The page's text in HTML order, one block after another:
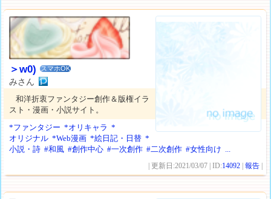
＞w0) スマホOK
みさん
和洋折衷ファンタジー創作＆版権イラ
スト・漫画・小説サイト。
*ファンタジー *オリキャラ *
オリジナル *Web漫画 *絵日記・日替 *
小説・詩 #和風 #創作中心 #一次創作 #二次創作 #女性向け
| 更新日:2021/03/07 | ID:14092 |報告 |